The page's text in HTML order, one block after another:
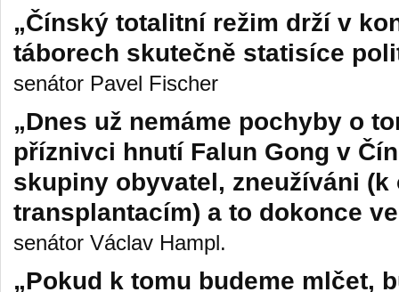
„Čínský totalitní režim drží v
táborech skutečně statisíce
senátor Pavel Fischer
„Dnes už nemáme pochyby o
příznivci hnutí Falun Gong v
skupiny obyvatel, zneužíváni (k
transplantacím) a to dokonce
senátor Václav Hampl.
„Pokud k tomu budeme mlčet,